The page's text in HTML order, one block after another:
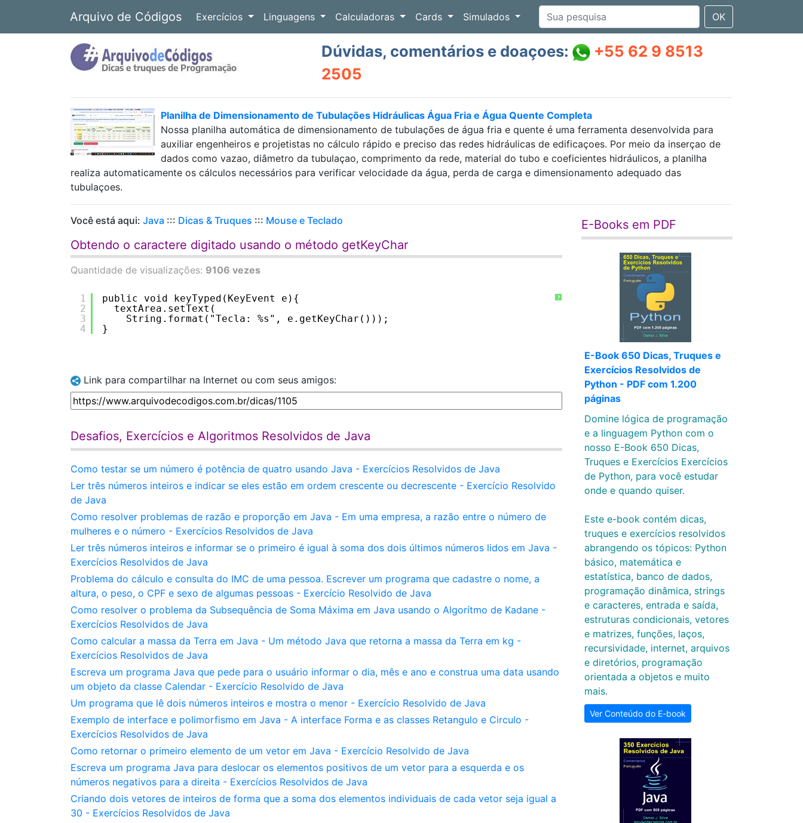
Arquivo de Códigos Exercícios Linguagens Calculadoras Cards Simulados OK
Dúvidas, comentários e doaçoes:
+55 62 9 8513
2505
Planilha de Dimensionamento de Tubulações Hidráulicas Água Fria e Água Quente Completa
Nossa planilha automática de dimensionamento de tubulações de água fria e quente é uma ferramenta desenvolvida para
auxiliar engenheiros e projetistas no cálculo rápido e preciso das redes hidráulicas de edificaçoes. Por meio da inserçao de
dados como vazao, diâmetro da tubulaçao, comprimento da rede, material do tubo e coeficientes hidráulicos, a planilha
realiza automaticamente os cálculos necessários para verificar velocidade da água, perda de carga e dimensionamento adequado das
tubulaçoes.
Você está aqui: Java ::: Dicas & Truques ::: Mouse e Teclado
Obtendo o caractere digitado usando o método getKeyChar
Quantidade de visualizações: 9106 vezes
?
1
2
3
4
public void keyTyped(KeyEvent e){
textArea.setText(
String.format("Tecla: %s", e.getKeyChar()));
}
Link para compartilhar na Internet ou com seus amigos:
Desafios, Exercícios e Algoritmos Resolvidos de Java
Como testar se um número é potência de quatro usando Java - Exercícios Resolvidos de Java
Ler três números inteiros e indicar se eles estão em ordem crescente ou decrescente - Exercício Resolvido
de Java
Como resolver problemas de razão e proporção em Java - Em uma empresa, a razão entre o número de
mulheres e o número - Exercícios Resolvidos de Java
Ler três números inteiros e informar se o primeiro é igual à soma dos dois últimos números lidos em Java -
Exercícios Resolvidos de Java
Problema do cálculo e consulta do IMC de uma pessoa. Escrever um programa que cadastre o nome, a
altura, o peso, o CPF e sexo de algumas pessoas - Exercício Resolvido de Java
Como resolver o problema da Subsequência de Soma Máxima em Java usando o Algorítmo de Kadane -
Exercícios Resolvidos de Java
Como calcular a massa da Terra em Java - Um método Java que retorna a massa da Terra em kg -
Exercícios Resolvidos de Java
Escreva um programa Java que pede para o usuário informar o dia, mês e ano e construa uma data usando
um objeto da classe Calendar - Exercício Resolvido de Java
Um programa que lê dois números inteiros e mostra o menor - Exercício Resolvido de Java
Exemplo de interface e polimorfismo em Java - A interface Forma e as classes Retangulo e Circulo -
Exercícios Resolvidos de Java
Como retornar o primeiro elemento de um vetor em Java - Exercício Resolvido de Java
Escreva um programa Java para deslocar os elementos positivos de um vetor para a esquerda e os
números negativos para a direita - Exercícios Resolvidos de Java
Criando dois vetores de inteiros de forma que a soma dos elementos individuais de cada vetor seja igual a
30 - Exercícios Resolvidos de Java
E-Books em PDF
E-Book 650 Dicas, Truques e
Exercícios Resolvidos de
Python - PDF com 1.200
páginas
Domine lógica de programação
e a linguagem Python com o
nosso E-Book 650 Dicas,
Truques e Exercícios Exercícios
de Python, para você estudar
onde e quando quiser.
Este e-book contém dicas,
truques e exercícios resolvidos
abrangendo os tópicos: Python
básico, matemática e
estatística, banco de dados,
programação dinâmica, strings
e caracteres, entrada e saída,
estruturas condicionais, vetores
e matrizes, funções, laços,
recursividade, internet, arquivos
e diretórios, programação
orientada a objetos e muito
mais.
Ver Conteúdo do E-book